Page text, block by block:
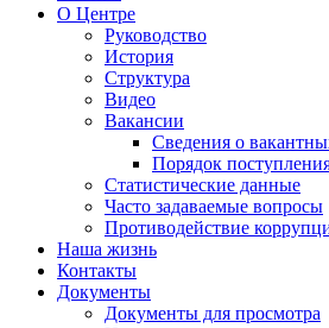
О Центре
Руководство
История
Структура
Видео
Вакансии
Сведения о
Порядок
Статистические данные
Часто задаваемые вопросы
Противодействие
Наша жизнь
Контакты
Документы
Документы для просмотра